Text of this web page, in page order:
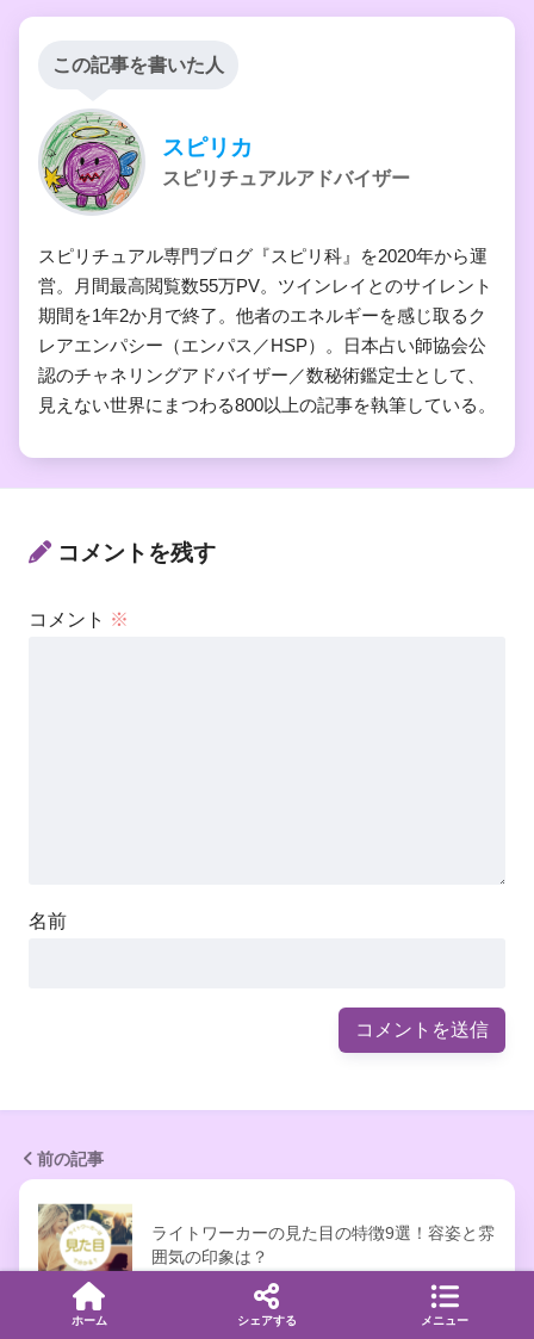
この記事を書いた人
スピリカ
スピリチュアルアドバイザー
スピリチュアル専門ブログ『スピリ科』を2020年から運
営。月間最高閲覧数55万PV。ツインレイとのサイレント
期間を1年2か月で終了。他者のエネルギーを感じ取るク
レアエンパシー（エンパス／HSP）。日本占い師協会公
認のチャネリングアドバイザー／数秘術鑑定士として、
見えない世界にまつわる800以上の記事を執筆している。
コメントを残す
コメント ※
名前
前の記事
ライトワーカーの見た目の特徴9選！容姿と雰
囲気の印象は？
ホーム シェアする メニュー